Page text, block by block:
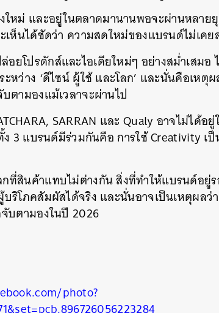
หม่ และอยู่ในตลาดมานานพอจะผ่านหลาย
เห็นได้ชัดว่า ความสดใหม่ของแบรนด์ไม่เคย
ยโปรดักส์และไอเดียใหม่ๆ อย่างสม่ำเสมอ
หว่าง ‘ดีไซน์ ผู้ใช้ และโลก’ และนั่นคือเหตุ
ตามองแม้เวลาจะผ่านไป
SARRAN และ Qualy อาจไม่ได้อ
3 แบรนด์มีร่วมกันคือ การใช้ Creativity เป็
กที่สินค้าแทบไม่ต่างกัน สิ่งที่ทำให้แบรนด์อยู่
โภคสัมผัสได้จริง และนั่นอาจเป็นเหตุผลว่
บตามองในปี 2026
photo?